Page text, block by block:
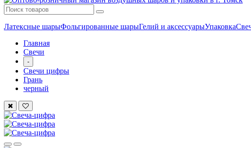
Латексные шарыФольгированные шарыГелий и аксессуарыУпаковка
Главная
Свечи
-
Свечи цифры
Грань
черный